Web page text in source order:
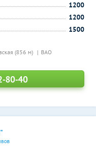
(856 м) ВАО
1200
1200
1500
80-40